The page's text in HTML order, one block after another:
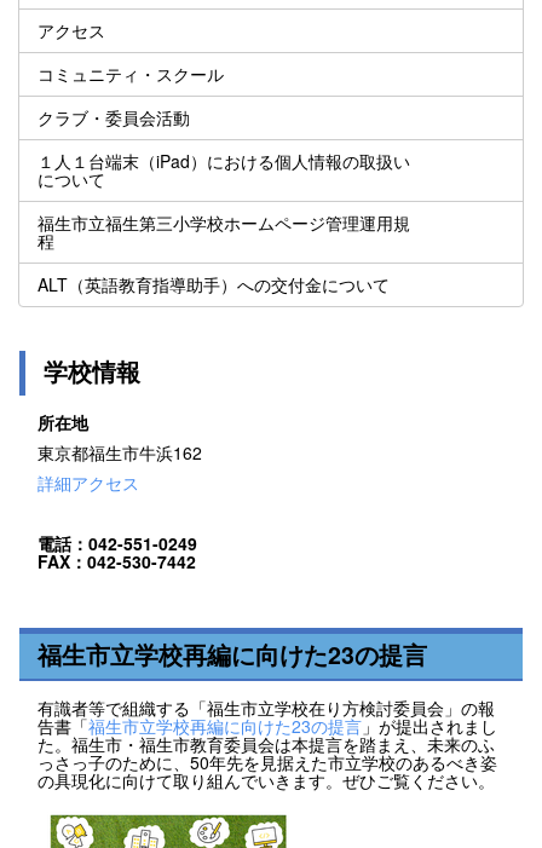
アクセス
コミュニティ・スクール
クラブ・委員会活動
１人１台端末（iPad）における個人情報の取扱い
について
福生市立福生第三小学校ホームページ管理運用規
程
ALT（英語教育指導助手）への交付金について
学校情報
所在地
東京都福生市牛浜162
詳細アクセス
電話：042-551-0249
FAX：042-530-7442
福生市立学校再編に向けた23の提言
有識者等で組織する「福生市立学校在り方検討委員会」の報
告書「福生市立学校再編に向けた23の提言」が提出されまし
た。福生市・福生市教育委員会は本提言を踏まえ、未来のふ
っさっ子のために、50年先を見据えた市立学校のあるべき姿
の具現化に向けて取り組んでいきます。ぜひご覧ください。